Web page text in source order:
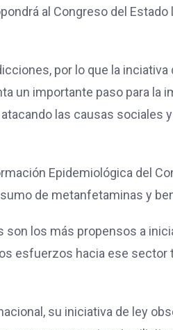
al Congreso del Estado
por lo que la inciativa
un importante paso para la
las causas sociales
Epidemiológica del
de metanfetaminas y
son los más propensos a
esfuerzos hacia ese sector
su iniciativa de ley